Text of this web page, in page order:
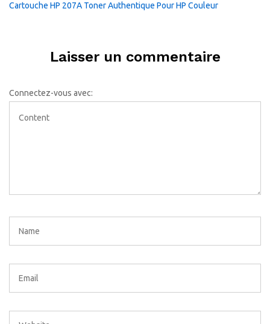
Post
Cartouche HP 207A Toner Authentique Pour HP Couleur
Laisser un commentaire
Connectez-vous avec: